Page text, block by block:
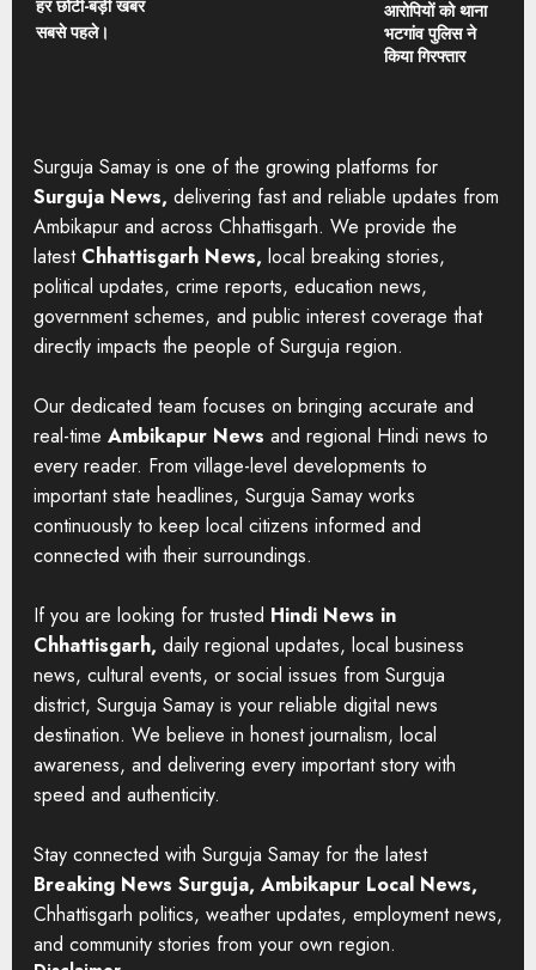
हर छोटी-बड़ी खबर
सबसे पहले।
आरोपियों को थाना
भटगांव पुलिस ने
किया गिरफ्तार
Surguja Samay is one of the growing platforms for
Surguja News, delivering fast and reliable updates from
Ambikapur and across Chhattisgarh. We provide the
latest Chhattisgarh News, local breaking stories,
political updates, crime reports, education news,
government schemes, and public interest coverage that
directly impacts the people of Surguja region.
Our dedicated team focuses on bringing accurate and
real-time Ambikapur News and regional Hindi news to
every reader. From village-level developments to
important state headlines, Surguja Samay works
continuously to keep local citizens informed and
connected with their surroundings.
If you are looking for trusted Hindi News in
Chhattisgarh, daily regional updates, local business
news, cultural events, or social issues from Surguja
district, Surguja Samay is your reliable digital news
destination. We believe in honest journalism, local
awareness, and delivering every important story with
speed and authenticity.
Stay connected with Surguja Samay for the latest
Breaking News Surguja, Ambikapur Local News,
Chhattisgarh politics, weather updates, employment news,
and community stories from your own region.